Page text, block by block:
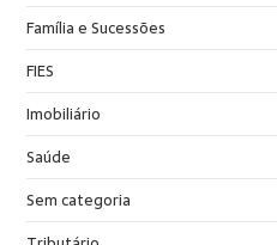
Família e Sucessões
FIES
Imobiliário
Saúde
Sem categoria